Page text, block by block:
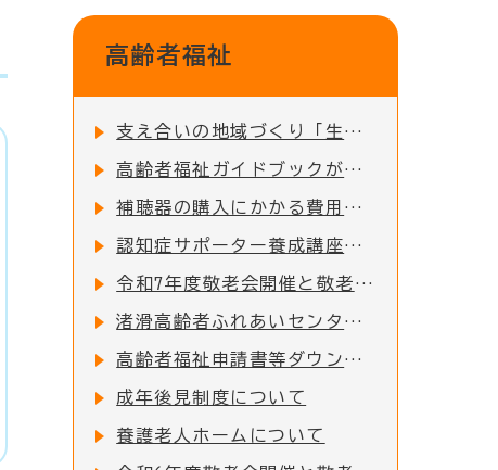
高齢者福祉
支え合いの地域づくり「生活支援体制整備事業」
高齢者福祉ガイドブックが新しくなりました！！
補聴器の購入にかかる費用を一部助成します！
認知症サポーター養成講座を受講し、認知症の方を地域で見守る「認知症サポーターのいるお店」に登録しませんか？
令和7年度敬老会開催と敬老記念品配布のお知らせ
渚滑高齢者ふれあいセンター入浴日変更のお知らせ
高齢者福祉申請書等ダウンロード
成年後見制度について
養護老人ホームについて